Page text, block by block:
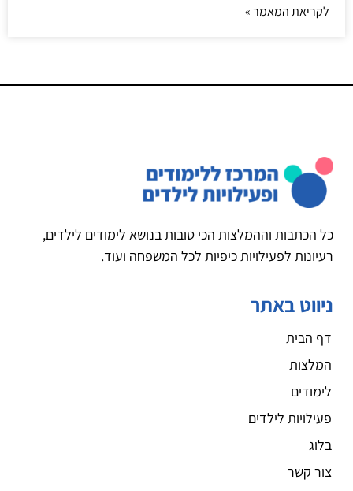
לקריאת המאמר »
כל הכתבות וההמלצות הכי טובות בנושא לימודים לילדים,
רעיונות לפעילויות כיפיות לכל המשפחה ועוד.
ניווט באתר
דף הבית
המלצות
לימודים
פעילויות לילדים
בלוג
צור קשר